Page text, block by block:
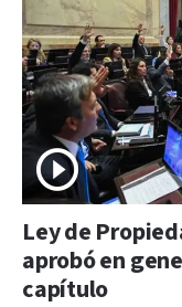
Ley de
aprobó en
capítulo